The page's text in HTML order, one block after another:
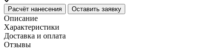
Расчёт нанесения Оставить заявку
Описание
Характеристики
Доставка и оплата
Отзывы